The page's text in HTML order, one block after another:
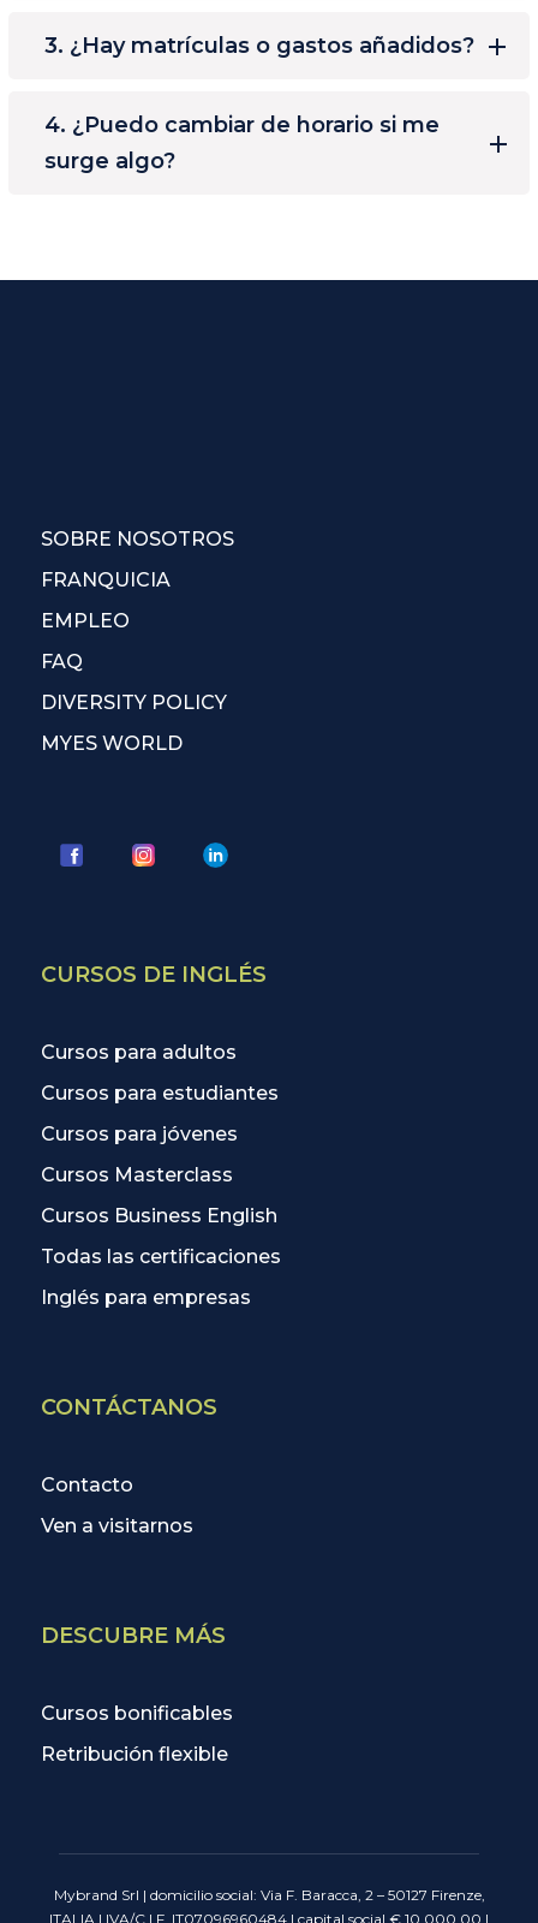
3. ¿Hay matrículas o gastos añadidos?
4. ¿Puedo cambiar de horario si me
surge algo?
SOBRE NOSOTROS
FRANQUICIA
EMPLEO
FAQ
DIVERSITY POLICY
MYES WORLD
CURSOS DE INGLÉS
Cursos para adultos
Cursos para estudiantes
Cursos para jóvenes
Cursos Masterclass
Cursos Business English
Todas las certificaciones
Inglés para empresas
CONTÁCTANOS
Contacto
Ven a visitarnos
DESCUBRE MÁS
Cursos bonificables
Retribución flexible
Mybrand Srl | domicilio social: Via F. Baracca, 2 – 50127 Firenze,
ITALIA | IVA/C.I.F. IT07096960484 | capital social € 10.000,00 |